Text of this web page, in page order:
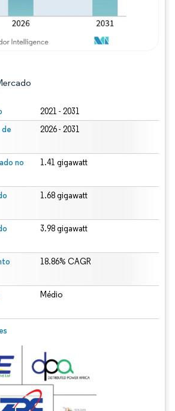
2021 - 2031
2026 - 2031
no
1.41 gigawatt
1.68 gigawatt
3.98 gigawatt
18.86% CAGR
Médio
O reuso requer atribuição conforme CC BY 4.0.